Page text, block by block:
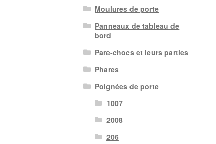
Moulures de porte
Panneaux de tableau de
bord
Pare-chocs et leurs parties
Phares
Poignées de porte
1007
2008
206